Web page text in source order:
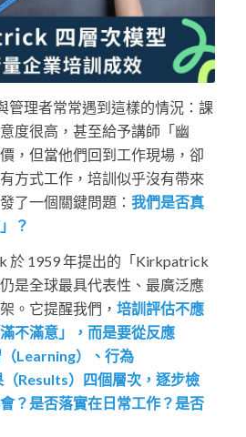
管理者常常遇到這樣的情況：課
度很高，甚至給予講師「幽
，但當他們回到工作現場，卻
方式工作，培訓似乎沒有帶來
了一個關鍵問題： 我們是否真
？
於 1959 年提出的「Kirkpatrick
是全球最具代表性、最廣泛應
。它提醒我們， 培訓評估不應
不滿意」，而是要從反應
Learning）、行為
（Results）四個層次，逐步檢
？是否落實在日常工作？是否